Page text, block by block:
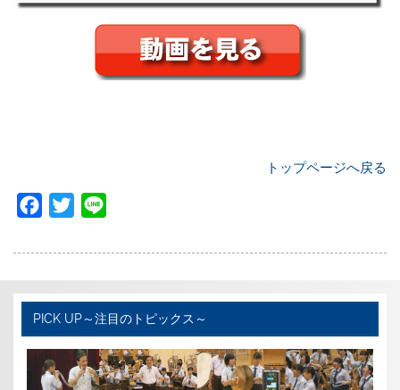
トップページへ戻る
c
e
b
k
i
t
r
n
PICK UP～注目のトピックス～